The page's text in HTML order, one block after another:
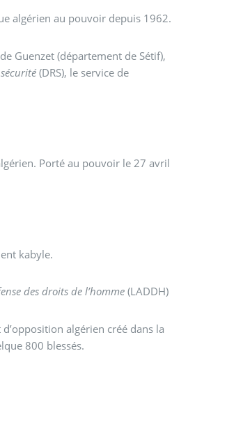
algérien au pouvoir depuis 1962.
Guenzet (département de Sétif),
(DRS), le service de
Porté au pouvoir le 27 avril
kabyle.
des droits de l’homme(LADDH)
algérien créé dans la
800 blessés.